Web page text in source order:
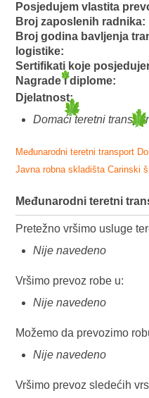
Posjedujem vlastita
Broj zaposlenih radnika:
Broj godina bavljenja
logistike:
Sertifikati koje
Nagrade i diplome:
Djelatnost:
Domaći teretni
Međunarodni teretni transport
Javna robna skladišta Carinski
Međunarodni teretni
Pretežno vršimo usluge
Nije navedeno
Vršimo prevoz robe u:
Nije navedeno
Možemo da prevozimo
Nije navedeno
Vršimo prevoz sledećih